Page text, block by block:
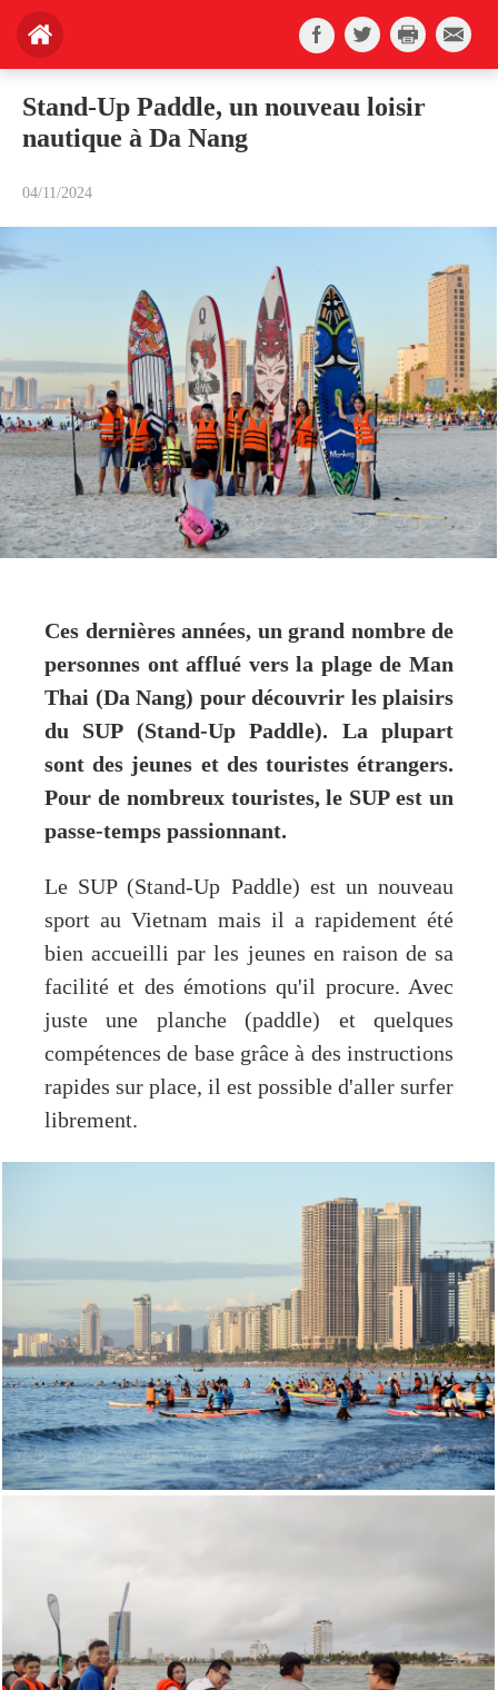
Stand-Up Paddle, un nouveau loisir
nautique à Da Nang
04/11/2024
Ces dernières années, un grand nombre de
personnes ont afflué vers la plage de Man
Thai (Da Nang) pour découvrir les plaisirs
du SUP (Stand-Up Paddle). La plupart
sont des jeunes et des touristes étrangers.
Pour de nombreux touristes, le SUP est un
passe-temps passionnant.
Le SUP (Stand-Up Paddle) est un nouveau
sport au Vietnam mais il a rapidement été
bien accueilli par les jeunes en raison de sa
facilité et des émotions qu'il procure. Avec
juste une planche (paddle) et quelques
compétences de base grâce à des instructions
rapides sur place, il est possible d'aller surfer
librement.